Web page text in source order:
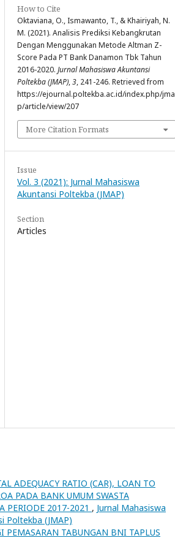
How to Cite
Oktaviana, O., Ismawanto, T., & Khairiyah, N.
M. (2021). Analisis Prediksi Kebangkrutan
Dengan Menggunakan Metode Altman Z-
Score Pada PT Bank Danamon Tbk Tahun
2016-2020. Jurnal Mahasiswa Akuntansi
Poltekba (JMAP),3, 241-246. Retrieved from
https://ejournal.poltekba.ac.id/index.php/jma
p/article/view/207
More Citation Formats
Issue
Vol. 3 (2021): Jurnal Mahasiswa
Akuntansi Poltekba (JMAP)
Section
Articles
ADEQUACY RATIO (CAR), LOAN TO
PADA BANK UMUM SWASTA
PERIODE 2017-2021 , Jurnal Mahasiswa
Poltekba (JMAP)
PEMASARAN TABUNGAN BNI TAPLUS